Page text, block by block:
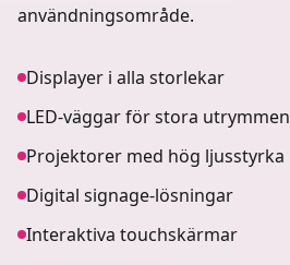
användningsområde.
Displayer i alla storlekar
LED-väggar för stora utrymmen
Projektorer med hög ljusstyrka
Digital signage-lösningar
Interaktiva touchskärmar